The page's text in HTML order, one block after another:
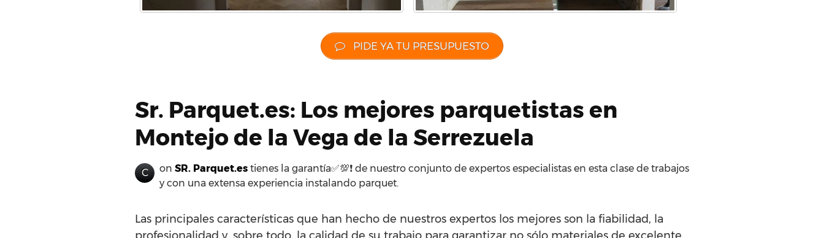
PIDE YA TU PRESUPUESTO
Sr. Parquet.es: Los mejores parquetistas en
Montejo de la Vega de la Serrezuela
C on SR. Parquet.es tienes la garantía✅💯❗ de nuestro conjunto de expertos especialistas en esta clase de trabajos
y con una extensa experiencia instalando parquet.
Las principales características que han hecho de nuestros expertos los mejores son la fiabilidad, la